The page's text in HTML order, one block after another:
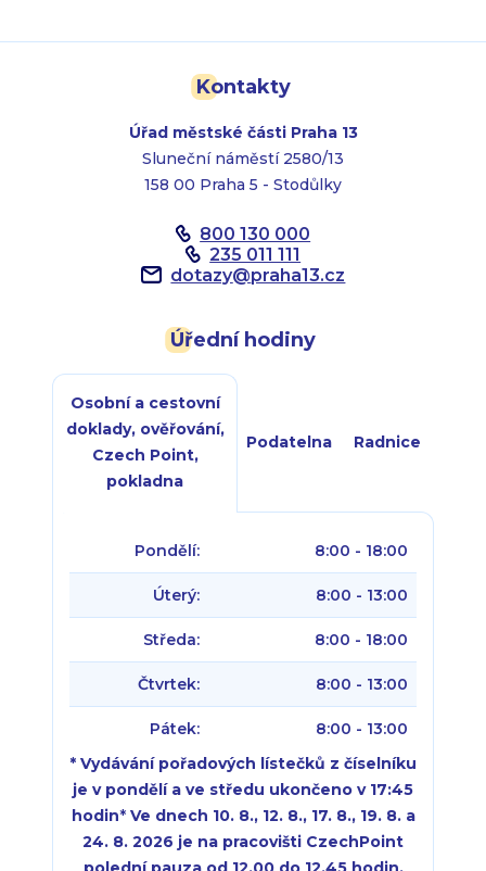
Kontakty
Úřad městské části Praha 13
Sluneční náměstí 2580/13
158 00 Praha 5 - Stodůlky
800 130 000
235 011 111
dotazy@praha13.cz
Úřední hodiny
Osobní a cestovní
doklady, ověřování,
Czech Point,
pokladna
Podatelna Radnice
Pondělí: 8:00 - 18:00
Úterý: 8:00 - 13:00
Středa: 8:00 - 18:00
Čtvrtek: 8:00 - 13:00
Pátek:
8:00 - 13:00
* Vydávání pořadových lístečků z číselníku
je v pondělí a ve středu ukončeno v 17:45
hodin* Ve dnech 10. 8., 12. 8., 17. 8., 19. 8. a
24. 8. 2026 je na pracovišti CzechPoint